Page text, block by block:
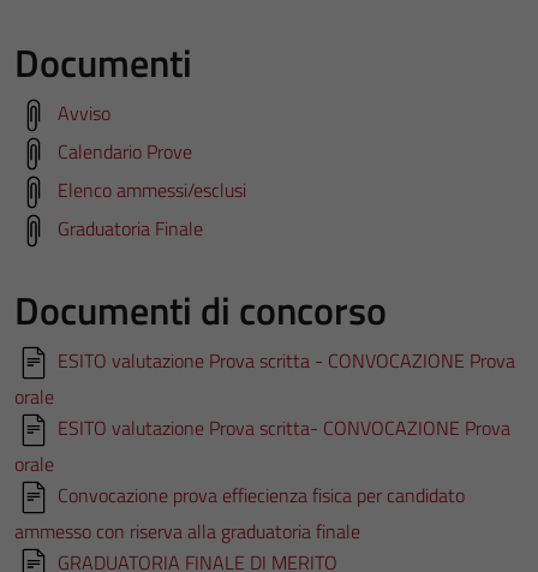
Documenti
Avviso
Calendario Prove
Elenco ammessi/esclusi
Graduatoria Finale
Documenti di concorso
ESITO valutazione Prova scritta - CONVOCAZIONE Prova
orale
ESITO valutazione Prova scritta- CONVOCAZIONE Prova
orale
Convocazione prova effiecienza fisica per candidato
ammesso con riserva alla graduatoria finale
GRADUATORIA FINALE DI MERITO